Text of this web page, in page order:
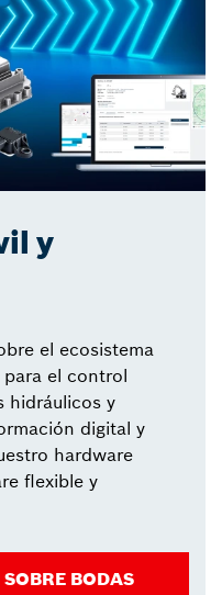
y
el ecosistema
para el control
hidráulicos y
digital y
hardware
flexible y
BODAS